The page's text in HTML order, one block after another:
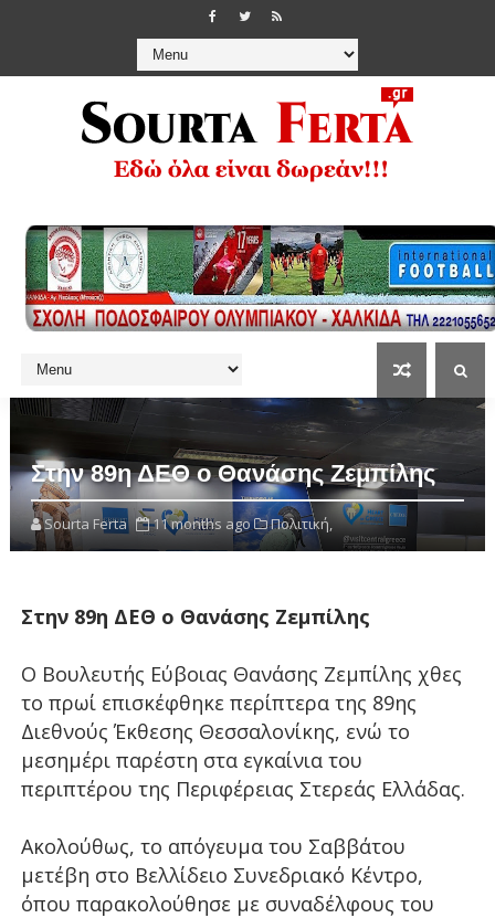
Στην 89η ΔΕΘ ο Θανάσης Ζεμπίλης
Sourta Ferta 11 months ago Πολιτική,
Στην 89η ΔΕΘ ο Θανάσης Ζεμπίλης
Ο Βουλευτής Εύβοιας Θανάσης Ζεμπίλης χθες
το πρωί επισκέφθηκε περίπτερα της 89ης
Διεθνούς Έκθεσης Θεσσαλονίκης, ενώ το
μεσημέρι παρέστη στα εγκαίνια του
περιπτέρου της Περιφέρειας Στερεάς Ελλάδας.
Ακολούθως, το απόγευμα του Σαββάτου
μετέβη στο Βελλίδειο Συνεδριακό Κέντρο,
όπου παρακολούθησε με συναδέλφους του